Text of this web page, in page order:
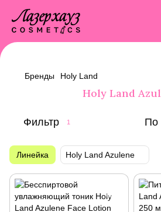
Бренды Holy Land
Holy Land
Фильтр 1 По
Линейка Holy Land Azulene